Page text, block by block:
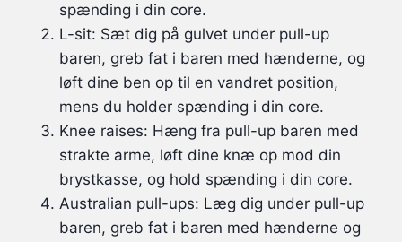
spænding i din core.
L-sit: Sæt dig på gulvet under pull-up
baren, greb fat i baren med hænderne, og
løft dine ben op til en vandret position,
mens du holder spænding i din core.
Knee raises: Hæng fra pull-up baren med
strakte arme, løft dine knæ op mod din
brystkasse, og hold spænding i din core.
Australian pull-ups: Læg dig under pull-up
baren, greb fat i baren med hænderne og